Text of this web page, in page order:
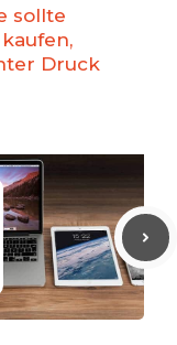
sollte
Druck